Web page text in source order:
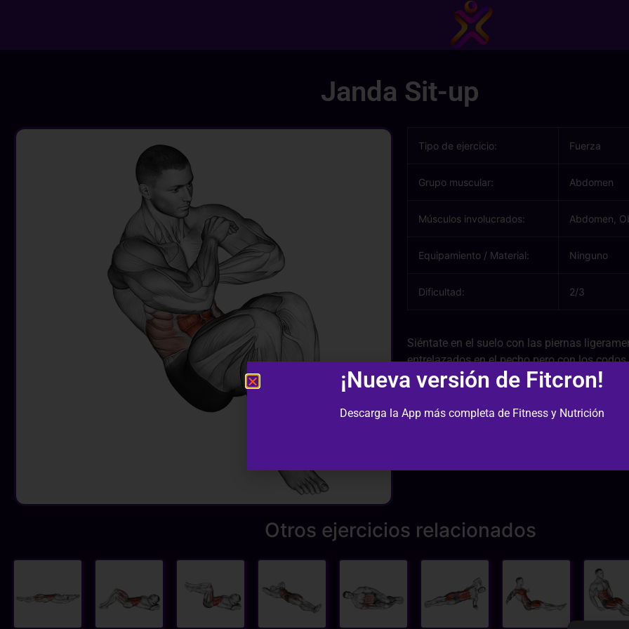
Janda Sit-up
Tipo de ejercicio: Fuerza
Grupo muscular: Abdomen
Músculos involucrados: Abdomen,
Equipamiento / Material: Ninguno
Dificultad: 2/3
Siéntate en el suelo con las piernas
entrelazados en el pecho pero con los
Deslízate hacia atrás manteniendo el
abdominales para levantar el torso de
abdominales, evita el impulso y repite el
Otros ejercicios relacionados
¡Nueva versión de Fitcron!
Descarga la App más completa de Fitness y Nutrición